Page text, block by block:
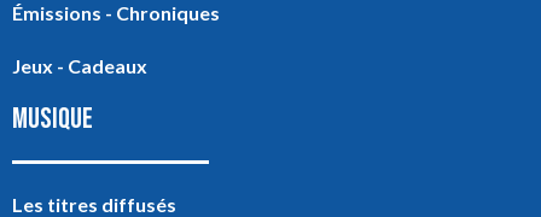
Émissions - Chroniques
Jeux - Cadeaux
MUSIQUE
Les titres diffusés